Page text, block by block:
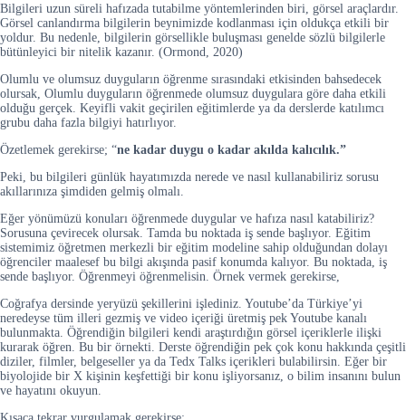
Bilgileri uzun süreli hafızada tutabilme yöntemlerinden biri, görsel araçlardır.
Görsel canlandırma bilgilerin beynimizde kodlanması için oldukça etkili bir
yoldur. Bu nedenle, bilgilerin görsellikle buluşması genelde sözlü bilgilerle
bütünleyici bir nitelik kazanır. (Ormond, 2020)
Olumlu ve olumsuz duyguların öğrenme sırasındaki etkisinden bahsedecek
olursak, Olumlu duyguların öğrenmede olumsuz duygulara göre daha etkili
olduğu gerçek. Keyifli vakit geçirilen eğitimlerde ya da derslerde katılımcı
grubu daha fazla bilgiyi hatırlıyor.
Özetlemek gerekirse; “ne kadar duygu o kadar akılda kalıcılık.”
Peki, bu bilgileri günlük hayatımızda nerede ve nasıl kullanabiliriz sorusu
akıllarınıza şimdiden gelmiş olmalı.
Eğer yönümüzü konuları öğrenmede duygular ve hafıza nasıl katabiliriz?
Sorusuna çevirecek olursak. Tamda bu noktada iş sende başlıyor. Eğitim
sistemimiz öğretmen merkezli bir eğitim modeline sahip olduğundan dolayı
öğrenciler maalesef bu bilgi akışında pasif konumda kalıyor. Bu noktada, iş
sende başlıyor. Öğrenmeyi öğrenmelisin. Örnek vermek gerekirse,
Coğrafya dersinde yeryüzü şekillerini işlediniz. Youtube’da Türkiye’yi
neredeyse tüm illeri gezmiş ve video içeriği üretmiş pek Youtube kanalı
bulunmakta. Öğrendiğin bilgileri kendi araştırdığın görsel içeriklerle ilişki
kurarak öğren. Bu bir örnekti. Derste öğrendiğin pek çok konu hakkında çeşitli
diziler, filmler, belgeseller ya da Tedx Talks içerikleri bulabilirsin. Eğer bir
biyolojide bir X kişinin keşfettiği bir konu işliyorsanız, o bilim insanını bulun
ve hayatını okuyun.